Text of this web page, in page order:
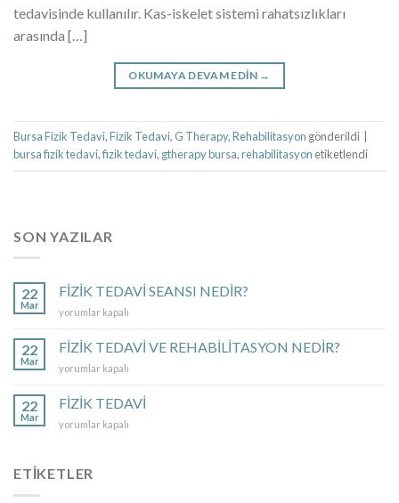
tedavisinde kullanılır. Kas-iskelet sistemi rahatsızlıkları
arasında […]
OKUMAYA DEVAM EDIN →
Bursa Fizik Tedavi,Fizik Tedavi, G Therapy,Rehabilitasyon gönderildi
bursa fizik tedavi,fizik tedavi, gtherapy bursa,rehabilitasyon etiketlendi
SON YAZILAR
22
Mar
FİZİK TEDAVİ SEANSI NEDİR?
FİZİK
SEANSI
için
yorumlar kapalı
22
Mar
FİZİK TEDAVİ VE REHABİLİTASYON NEDİR?
FİZİK
VE
NEDİR?
yorumlar kapalı
22
Mar
FİZİK TEDAVİ
FİZİK
yorumlar kapalı
ETIKETLER